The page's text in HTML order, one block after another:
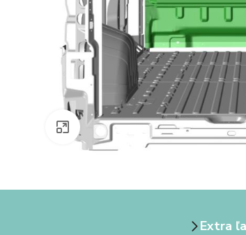
Zväčšiť obrázok
Extra